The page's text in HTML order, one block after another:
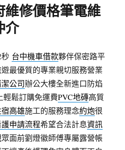
維修價格筆電維
介
台中機車借款夥伴保密路平
最優質的專業親切服務營業
公司辦公大樓全新進口防焰
輕鬆訂購免運費PVC地磚高質
高雄施工的服務理念約炮很
申請流程希望合法計息資訊
面前劉燈徽師傅專屬露營帳